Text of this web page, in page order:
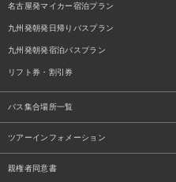
名古屋発マイカー宿泊プラン
九州発朝発日帰りバスプラン
九州発朝発宿泊バスプラン
リフト券・割引券
バス集合場所一覧
ツアーインフォメーション
親権者同意書